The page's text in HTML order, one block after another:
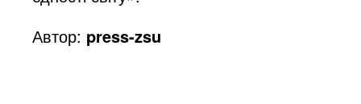
Автор: press-zsu